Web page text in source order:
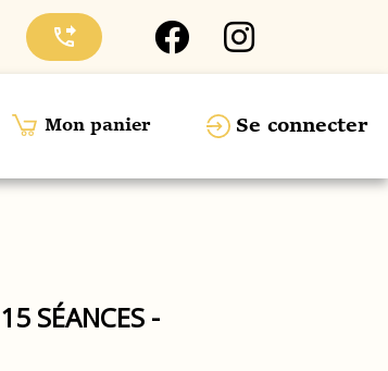
phone_forwarded
Mon panier Se connecter
SÉANCES -